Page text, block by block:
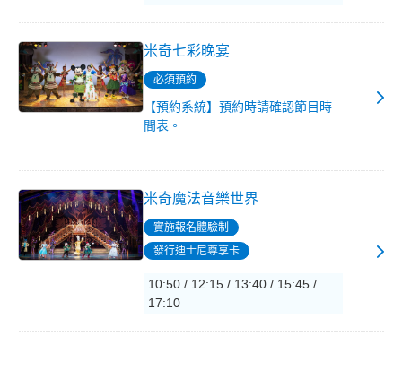
米奇七彩晚宴
必須預約
【預約系統】預約時請確認節目時
間表。
米奇魔法音樂世界
實施報名體驗制
發行迪士尼尊享卡
10:50 / 12:15 / 13:40 / 15:45 /
17:10